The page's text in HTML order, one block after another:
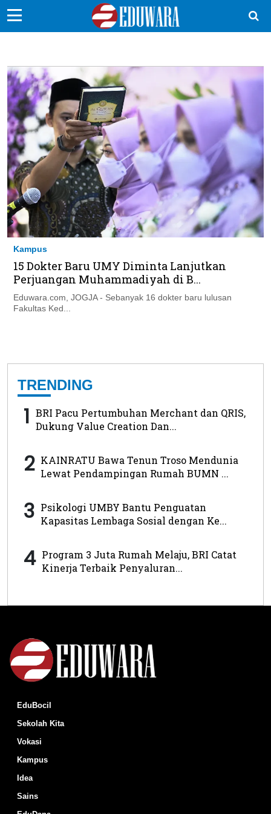
Sekolah Kita
Vokasi
Kampus
Idea
Sains
EduDana
Ikuti Kami di:
Kampus
15 Dokter Baru UMY Diminta Lanjutkan
Perjuangan Muhammadiyah di B...
Eduwara.com, JOGJA - Sebanyak 16 dokter baru lulusan
Fakultas Ked...
TRENDING
1 BRI Pacu Pertumbuhan Merchant dan QRIS,
Dukung Value Creation Dan...
2 KAINRATU Bawa Tenun Troso Mendunia
Lewat Pendampingan Rumah BUMN ...
3 Psikologi UMBY Bantu Penguatan
Kapasitas Lembaga Sosial dengan Ke...
4 Program 3 Juta Rumah Melaju, BRI Catat
Kinerja Terbaik Penyaluran...
EduBocil
Sekolah Kita
Vokasi
Kampus
Idea
Sains